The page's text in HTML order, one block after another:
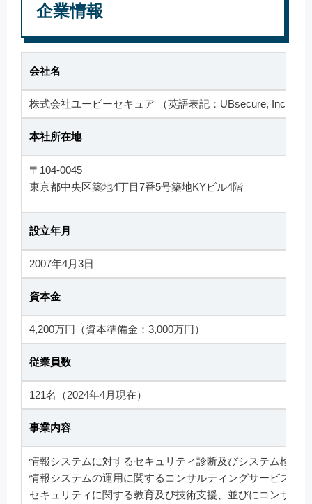
企業情報
会社名
株式会社ユービーセキュア （英語表記：UBsecure, Inc.）
本社所在地
〒104-0045
東京都中央区築地4丁目7番5号築地KYビル4階
設立年月
2007年4月3日
資本金
4,200万円（資本準備金：3,000万円）
従業員数
121名（2024年4月現在）
事業内容
情報システムに対するセキュリティ診断及びシステム検証
情報システムの運用に関するコンサルティングサービス
セキュリティに関する教育及び技術支援、並びにコンサル